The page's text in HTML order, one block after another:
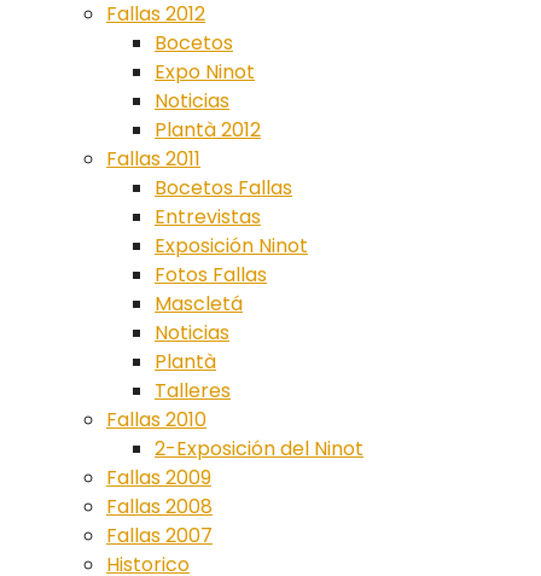
Fallas 2012
Bocetos
Expo Ninot
Noticias
Plantà 2012
Fallas 2011
Bocetos Fallas
Entrevistas
Exposición Ninot
Fotos Fallas
Mascletá
Noticias
Plantà
Talleres
Fallas 2010
2-Exposición del Ninot
Fallas 2009
Fallas 2008
Fallas 2007
Historico